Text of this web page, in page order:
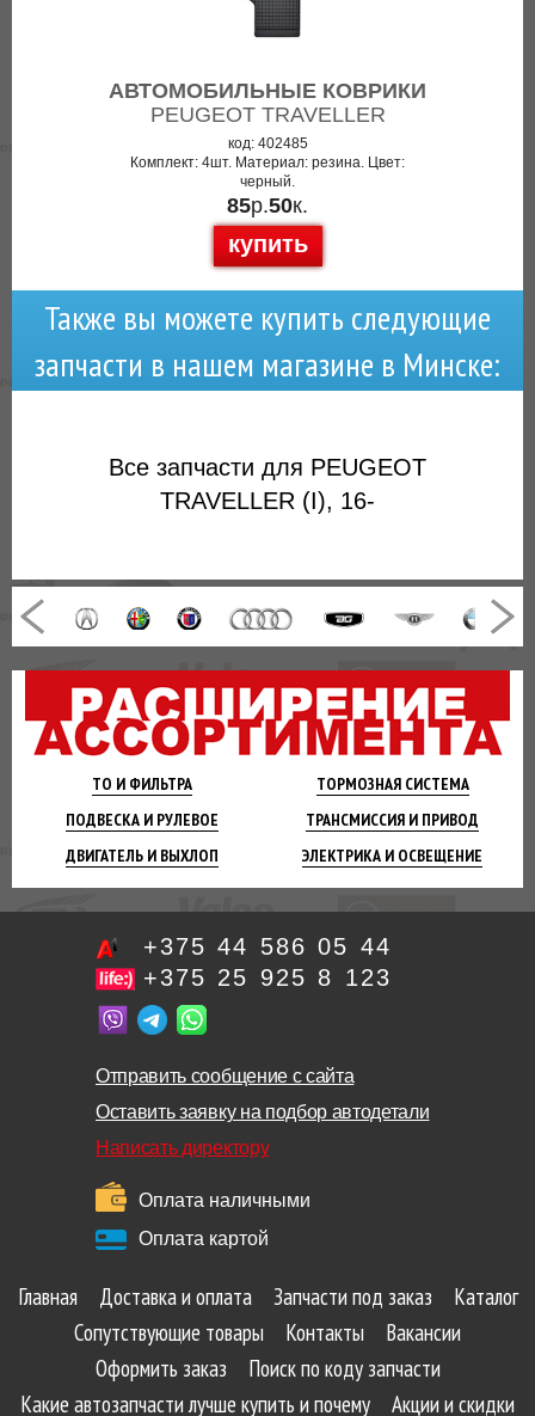
ТО И ФИЛЬТРА ТОРМОЗНАЯСИСТЕМА
ПОДВЕСКА И РУЛЕВОЕ ТРАНСМИССИЯ И ПРИВОД
ДВИГАТЕЛЬ И ВЫХЛОП ЭЛЕКТРИКА И ОСВЕЩЕНИЕ
АВТОМОБИЛЬНЫЕ КОВРИКИ
PEUGEOT TRAVELLER
код: 402485
Комплект: 4шт. Материал: резина. Цвет:
черный.
85р.50к.
купить
Также вы можете купить следующие
запчасти в нашем магазине в Минске:
Все запчасти для PEUGEOT
TRAVELLER (I), 16-
+375 44 586 05 44
+375 25 925 8 123
Отправить сообщение с сайта
Оставить заявку на подбор автодетали
Написать директору
Оплата наличными
Оплата картой
Главная Доставка и оплата Запчасти под заказ
Каталог
Сопутствующие товары
Контакты
Вакансии
Оформить заказ
Поиск по коду запчасти
Какие автозапчасти лучше купить и почему
Акции и скидки